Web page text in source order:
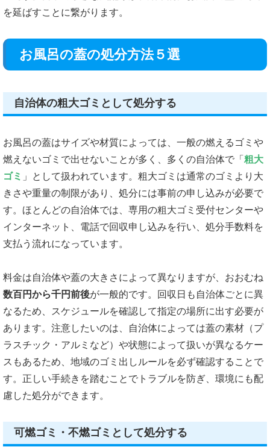
を延ばすことに繋がります。
お風呂の蓋の処分方法５選
自治体の粗大ゴミとして処分する
お風呂の蓋はサイズや材質によっては、一般の燃えるゴミや
燃えないゴミで出せないことが多く、多くの自治体で「粗大
ゴミ 」として扱われています。粗大ゴミは通常のゴミより大
きさや重量の制限があり、処分には事前の申し込みが必要で
す。ほとんどの自治体では、専用の粗大ゴミ受付センターや
インターネット、電話で回収申し込みを行い、処分手数料を
支払う流れになっています。
料金は自治体や蓋の大きさによって異なりますが、おおむね
数百円から千円前後が一般的です。回収日も自治体ごとに異
なるため、スケジュールを確認して指定の場所に出す必要が
あります。注意したいのは、自治体によっては蓋の素材（プ
ラスチック・アルミなど）や状態によって扱いが異なるケー
スもあるため、地域のゴミ出しルールを必ず確認することで
す。正しい手続きを踏むことでトラブルを防ぎ、環境にも配
慮した処分ができます。
可燃ゴミ・不燃ゴミとして処分する